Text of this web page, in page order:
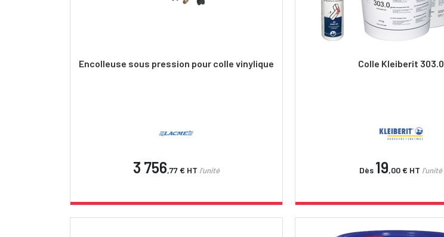
Encolleuse sous pression pour colle vinylique
3 756,77 € HT l'unité
Colle Kleiberit 303.0
Dès 19,00 € HT l'unité